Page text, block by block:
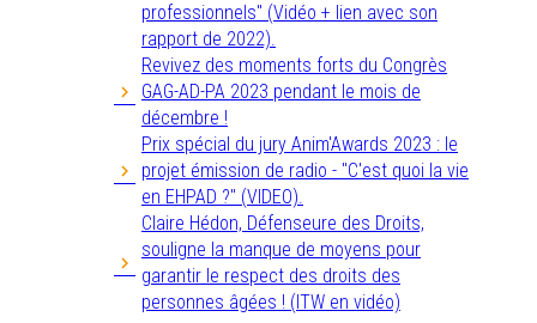
professionnels" (Vidéo + lien avec son
rapport de 2022).
Revivez des moments forts du Congrès
GAG-AD-PA 2023 pendant le mois de
décembre !
Prix spécial du jury Anim'Awards 2023 : le
projet émission de radio - "C'est quoi la vie
en EHPAD ?" (VIDEO).
Claire Hédon, Défenseure des Droits,
souligne la manque de moyens pour
garantir le respect des droits des
personnes âgées ! (ITW en vidéo)